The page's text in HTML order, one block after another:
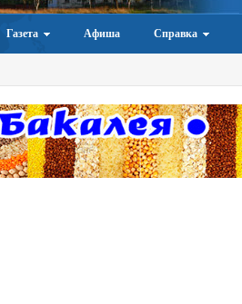
Газета Афиша Справка